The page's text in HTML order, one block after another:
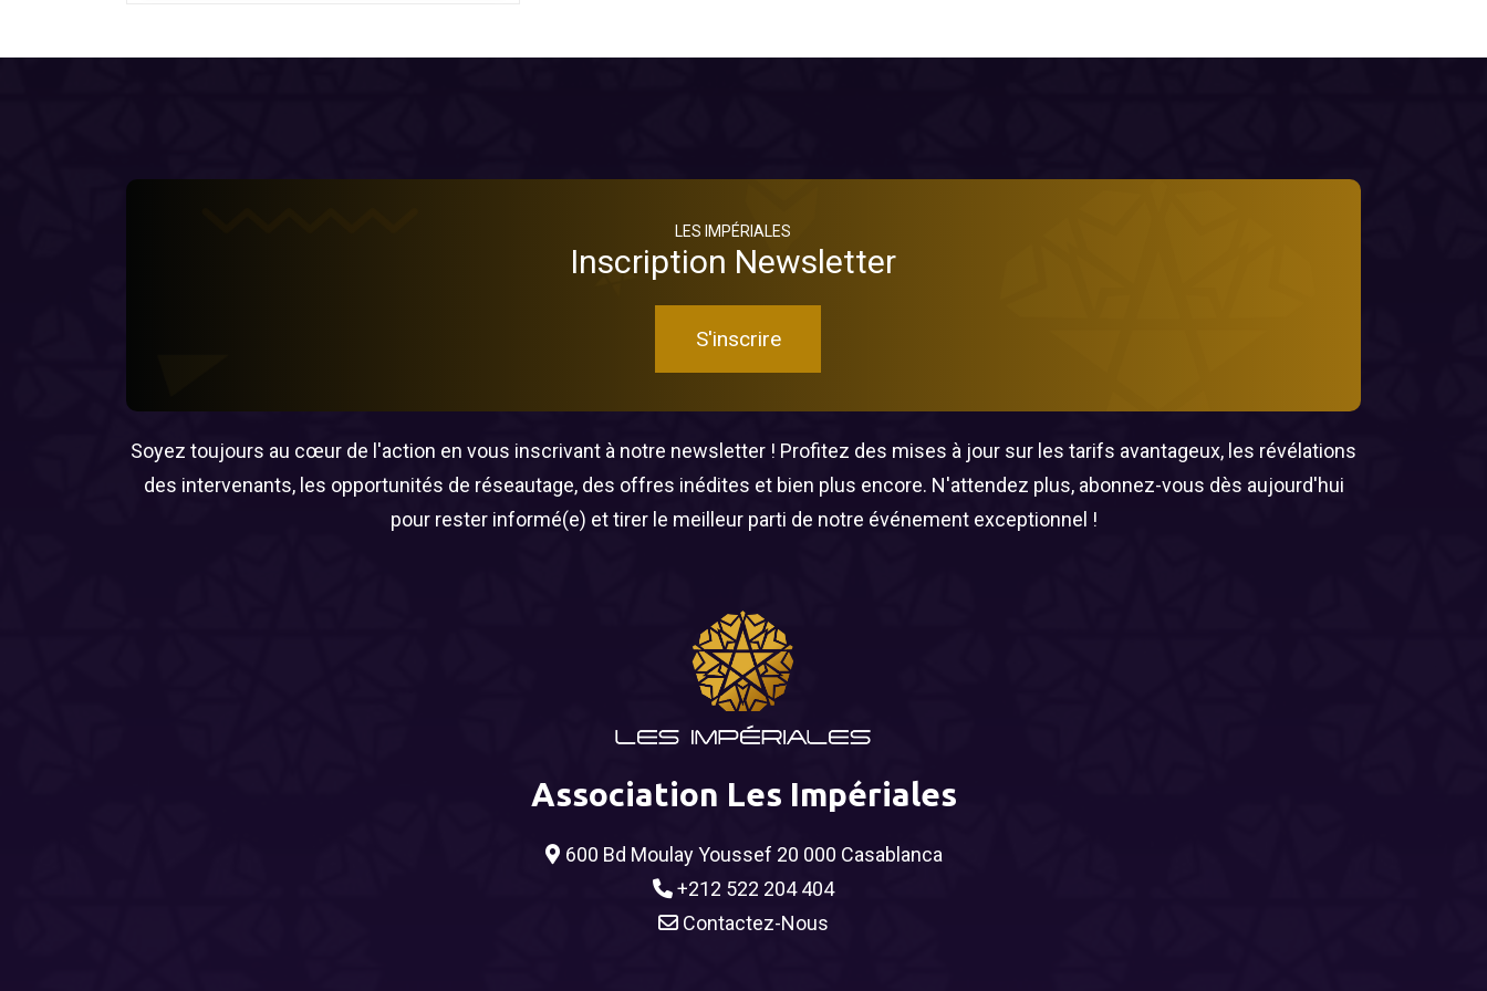
LES IMPÉRIALES
Inscription Newsletter
S'inscrire
Soyez toujours au cœur de l'action en vous inscrivant à notre newsletter ! Profitez des mises à jour sur les tarifs avantageux, les révélations
des intervenants, les opportunités de réseautage, des offres inédites et bien plus encore. N'attendez plus, abonnez-vous dès aujourd'hui
pour rester informé(e) et tirer le meilleur parti de notre événement exceptionnel !
Association Les Impériales
600 Bd Moulay Youssef 20 000 Casablanca
+212 522 204 404
Contactez-Nous